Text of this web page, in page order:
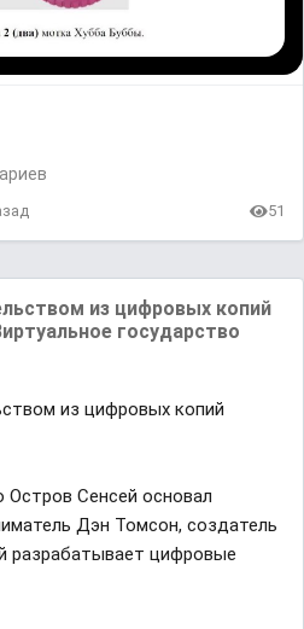
51
из цифровых копий
государство
из цифровых копий
Остров Сенсей основал
Дэн Томсон, создатель
разрабатывает цифровые